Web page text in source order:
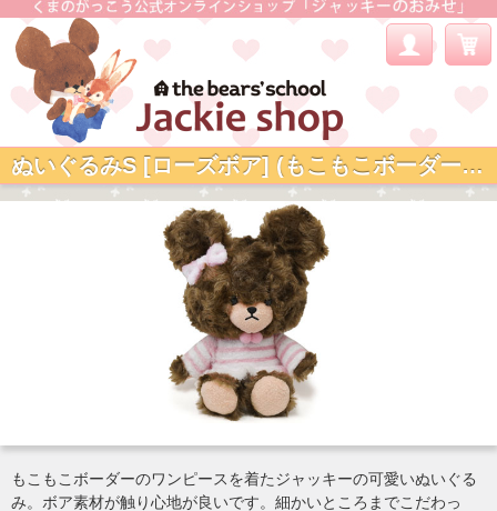
ぬいぐるみS [ローズボア] (もこもこボーダーワンピ)
もこもこボーダーのワンピースを着たジャッキーの可愛いぬいぐる
み。ボア素材が触り心地が良いです。細かいところまでこだわっ